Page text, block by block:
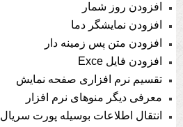
افزودن روز شمار
افزودن نمایشگر دما
افزودن متن پس زمینه دار
افزودن فایل Exce
تقسیم نرم افزاری صفحه نمایش
معرفی دیگر منوهای نرم افزار
انتقال اطلاعات بوسیله پورت سریال